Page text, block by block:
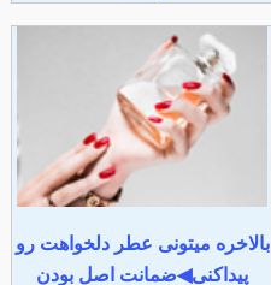
بالاخره میتونی عطر دلخواهت رو
پیداکنی◀ضمانت اصل بودن